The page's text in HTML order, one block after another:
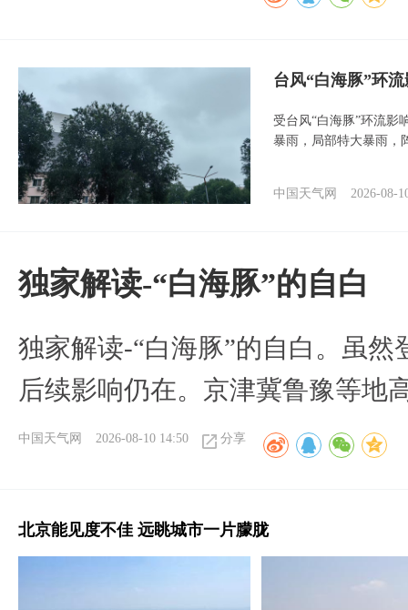
台风“白海豚”环
受台风“白海豚”环流影
暴雨，局部特大暴雨，
中国天气网 2026-08-
​独家解读-“白海豚”的自白
独家解读-“白海豚”的自白。虽然
后续影响仍在。京津冀鲁豫等地
中国天气网 2026-08-10 14:50 分享
北京能见度不佳 远眺城市一片朦胧